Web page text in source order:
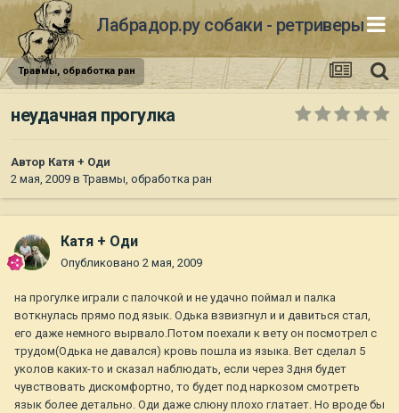
Лабрадор.ру собаки - ретриверы
Травмы, обработка ран
неудачная прогулка
Автор Катя + Оди
2 мая, 2009 вТравмы, обработка ран
Катя + Оди
Опубликовано 2 мая, 2009
на прогулке играли с палочкой и не удачно поймал и палка
воткнулась прямо под язык. Одька взвизгнул и и давиться стал,
его даже немного вырвало.Потом поехали к вету он посмотрел с
трудом(Одька не давался) кровь пошла из языка. Вет сделал 5
уколов каких-то и сказал наблюдать, если через 3дня будет
чувствовать дискомфортно, то будет под наркозом смотреть
язык более детально. Оди даже слюну плохо глатает. Но вроде бы